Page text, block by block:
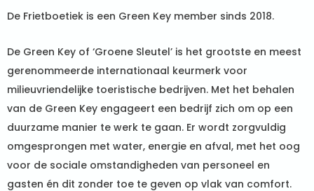
De Frietboetiek is een Green Key member sinds 2018.
De Green Key of ‘Groene Sleutel’ is het grootste en meest
gerenommeerde internationaal keurmerk voor
milieuvriendelijke toeristische bedrijven. Met het behalen
van de Green Key engageert een bedrijf zich om op een
duurzame manier te werk te gaan. Er wordt zorgvuldig
omgesprongen met water, energie en afval, met het oog
voor de sociale omstandigheden van personeel en
gasten én dit zonder toe te geven op vlak van comfort.